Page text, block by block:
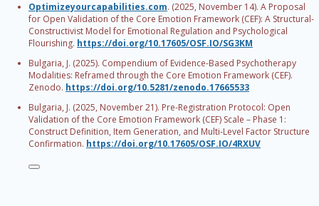
Optimizeyourcapabilities.com. (2025, November 14). A Proposal
for Open Validation of the Core Emotion Framework (CEF): A Structural-
Constructivist Model for Emotional Regulation and Psychological
Flourishing. https://doi.org/10.17605/OSF.IO/SG3KM
Bulgaria, J. (2025). Compendium of Evidence-Based Psychotherapy
Modalities: Reframed through the Core Emotion Framework (CEF).
Zenodo. https://doi.org/10.5281/zenodo.17665533
Bulgaria, J. (2025, November 21). Pre-Registration Protocol: Open
Validation of the Core Emotion Framework (CEF) Scale – Phase 1:
Construct Definition, Item Generation, and Multi-Level Factor Structure
Confirmation. https://doi.org/10.17605/OSF.IO/4RXUV